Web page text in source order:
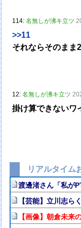
114:名無しが沸キ立ツ
>>11
それならそのまま
12:名無しが沸キ立ツ
掛け算できないワ
リアルタイム
渡邊渚さん「私が
【芸能】立川志ら
【画像】朝倉未来